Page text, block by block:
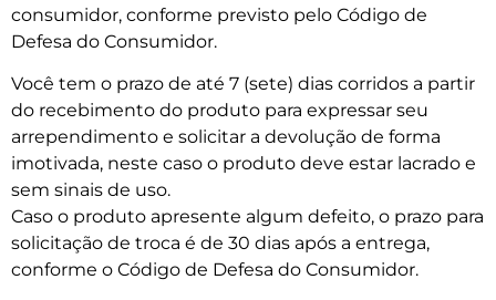
consumidor, conforme previsto pelo Código de
Defesa do Consumidor.
Você tem o prazo de até 7 (sete) dias corridos a partir
do recebimento do produto para expressar seu
arrependimento e solicitar a devolução de forma
imotivada, neste caso o produto deve estar lacrado e
sem sinais de uso.
Caso o produto apresente algum defeito, o prazo para
solicitação de troca é de 30 dias após a entrega,
conforme o Código de Defesa do Consumidor.